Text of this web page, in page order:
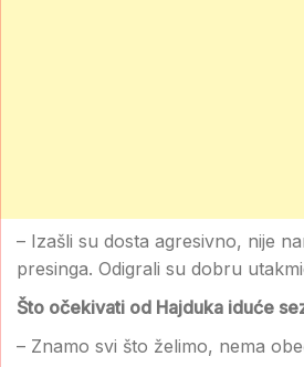
– Izašli su dosta agresivno, nije
presinga. Odigrali su dobru
Što očekivati od Hajduka iduće
– Znamo svi što želimo, nema